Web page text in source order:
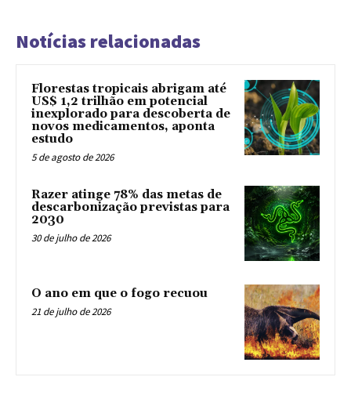
Notícias relacionadas
Florestas tropicais abrigam até
US$ 1,2 trilhão em potencial
inexplorado para descoberta de
novos medicamentos, aponta
estudo
5 de agosto de 2026
Razer atinge 78% das metas de
descarbonização previstas para
2030
30 de julho de 2026
O ano em que o fogo recuou
21 de julho de 2026